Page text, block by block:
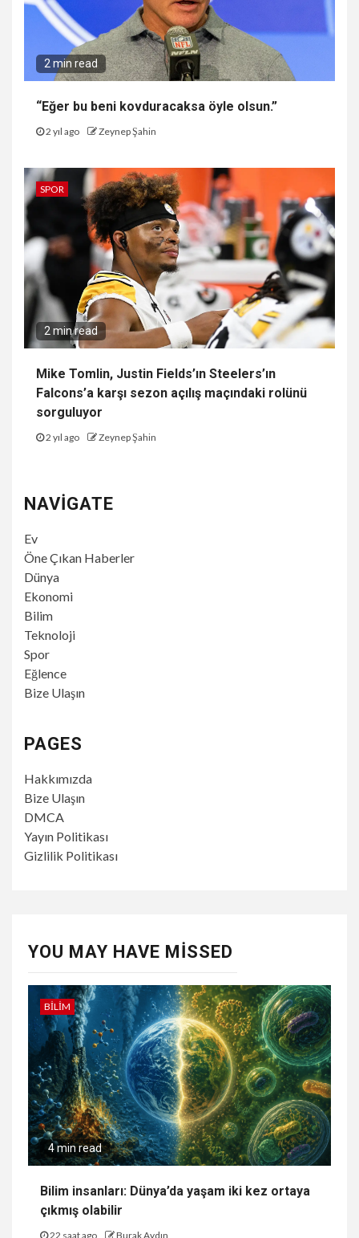
2 min read
“Eğer bu beni kovduracaksa öyle olsun.”
2 yıl ago Zeynep Şahin
SPOR
2 min read
Mike Tomlin, Justin Fields’ın Steelers’ın
Falcons’a karşı sezon açılış maçındaki rolünü
sorguluyor
2 yıl ago Zeynep Şahin
NAVIGATE
Ev
Öne Çıkan Haberler
Dünya
Ekonomi
Bilim
Teknoloji
Spor
Eğlence
Bize Ulaşın
PAGES
Hakkımızda
Bize Ulaşın
DMCA
Yayın Politikası
Gizlilik Politikası
YOU MAY HAVE MISSED
BILIM
4 min read
Bilim insanları: Dünya’da yaşam iki kez ortaya
çıkmış olabilir
22 saat ago Burak Aydın